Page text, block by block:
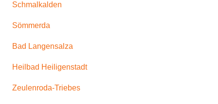
Schmalkalden
Sömmerda
Bad Langensalza
Heilbad Heiligenstadt
Zeulenroda-Triebes